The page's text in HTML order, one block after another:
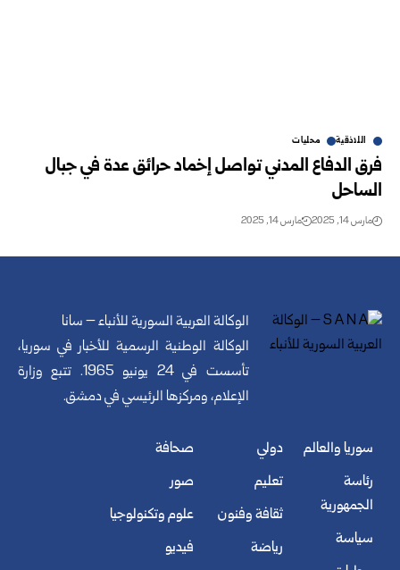
اللاذقية محليات
فرق الدفاع المدني تواصل إخماد حرائق عدة في جبال
الساحل
مارس 14, 2025 مارس 14, 2025
الوكالة العربية السورية للأنباء – سانا
الوكالة الوطنية الرسمية للأخبار في سوريا،
تأسست في 24 يونيو 1965. تتبع وزارة
الإعلام، ومركزها الرئيسي في دمشق.
سوريا والعالم
رئاسة
الجمهورية
سياسة
دولي
تعليم
ثقافة وفنون
رياضة
صحافة
صور
علوم وتكنولوجيا
فيديو